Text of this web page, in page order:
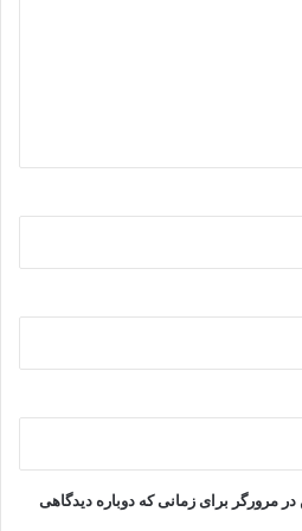
وسود مورد انتظار برخی از
چندین ساله زمین هابشان و
گردبده اند و ابن عمل به
دیگر است .
تعادل قیمت ها با نرخ تورم
مرورگر برای زمانی که دوباره دیدگاهی